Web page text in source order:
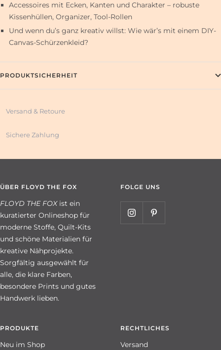
Accessoires mit Ecken, Kanten und Charakter – robuste
Kissenhüllen, Organizer, Tool-Rollen
Und wenn du’s ganz kreativ willst: Wie wär’s mit einem DIY-
Canvas-Schürzenkleid?
PRODUKTSICHERHEIT
Versand & Retoure
Sichere Zahlung
ÜBER FLOYD THE FOX
FLOYD THE FOXist ein
kuratierter Onlineshop für
moderne Stoffe, Quilt-Kits
und schöne Materialien für
kreative Nähprojekte.
Sorgfältig ausgewählt für
alle, die klare Farben,
besondere Prints und gutes
Handwerk lieben.
FOLGE UNS
PRODUKTE
Neu im Shop
RECHTLICHES
Versand